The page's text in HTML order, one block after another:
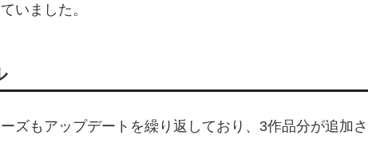
いました。
ズもアップデートを繰り返しており、3作品分が追加さ